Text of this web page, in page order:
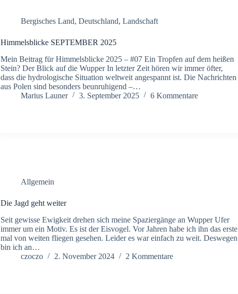
Bergisches Land,Deutschland,Landschaft
Himmelsblicke SEPTEMBER 2025
Mein Beitrag für Himmelsblicke 2025 – #07 Ein Tropfen auf dem heißen
Stein? Der Blick auf die Wupper ​In letzter Zeit hören wir immer öfter,
dass die hydrologische Situation weltweit angespannt ist. Die Nachrichten
aus Polen sind besonders beunruhigend –…
Marius Launer
3. September 2025 6 Kommentare
Allgemein
Die Jagd geht weiter
Seit gewisse Ewigkeit drehen sich meine Spaziergänge an Wupper Ufer
immer um ein Motiv. Es ist der Eisvogel. Vor Jahren habe ich ihn das erste
mal von weiten fliegen gesehen. Leider es war einfach zu weit. Deswegen
bin ich an…
czoczo
2. November 2024 2 Kommentare